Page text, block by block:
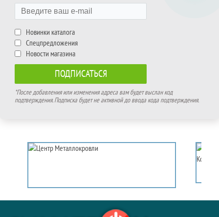
Новинки каталога
Спецпредложения
Новости магазина
*После добавления или изменения адреса вам будет выслан код
подтверждения. Подписка будет не активной до ввода кода подтверждения.